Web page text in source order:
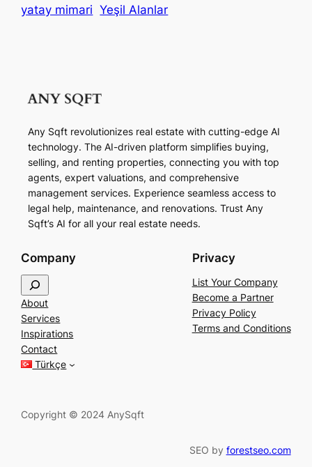
yatay mimari Yeşil Alanlar
Any Sqft revolutionizes real estate with cutting-edge AI
technology. The AI-driven platform simplifies buying,
selling, and renting properties, connecting you with top
agents, expert valuations, and comprehensive
management services. Experience seamless access to
legal help, maintenance, and renovations. Trust Any
Sqft’s AI for all your real estate needs.
Company
e
a
r
c
h
About
Services
Inspirations
Contact
Türkçe
Privacy
List Your Company
Become a Partner
Privacy Policy
Terms and Conditions
Copyright © 2024 AnySqft
SEO by forestseo.com